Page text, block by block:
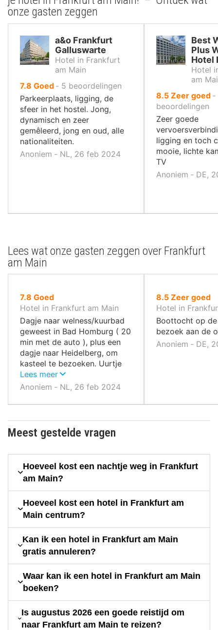
onze gasten zeggen
a&o Frankfurt
Galluswarte
Hotel in Frankfurt
am Main
7.8 uit
10
,
Goed ‐ 5 beoordelingen
Parkeerplaats, ligging, de
sfeer in het hostel. Jong,
dynamisch en zeer
gemêleerd, jong en oud, alle
nationaliteiten.
Anoniem ‐ NL, 26 feb 2024
Best
Plus
Hotel
Hotel
am
8.5uit
10
,
Zeer goed ‐
beoordelingen
Zeer goede
ligging en toch
mooie, lichte
TV
Anoniem ‐ DE,
Lees wat onze gasten zeggen over Frankfurt
am Main
7.8 uit
10
,
Goed
Hotel in Frankfurt am Main
Dagje naar welness/kuurbad
geweest in Bad Homburg ( 20
min met de auto ), plus een
dagje naar Heidelberg, om
kasteel te bezoeken. Uurtje
met de auto. Hostel ligt naast
treinstation, met de trein had
Lees meer
Anoniem ‐ NL, 26 feb 2024
8.5uit
10
,
Zeer goed
Hotel in
Boottocht op de
bezoek aan de
Anoniem ‐ DE,
Meest gestelde vragen
Hoeveel kost een nachtje weg in Frankfurt
am Main?
Hoeveel kost een hotel in Frankfurt am
Main centrum?
Kan ik een hotel in Frankfurt am Main
gratis annuleren?
Waar kan ik een hotel in Frankfurt am Main
boeken?
Is augustus 2026 een goede reistijd om
naar Frankfurt am Main te reizen?